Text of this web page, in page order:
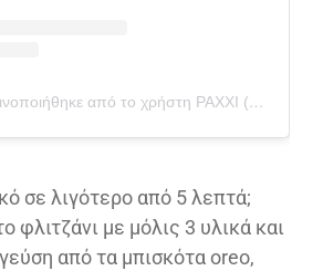
από το χρήστη PAXXI (@paxxigr)
σε λιγότερο από 5 λεπτά;
φλιτζάνι με μόλις 3 υλικά και
από τα μπισκότα oreo,